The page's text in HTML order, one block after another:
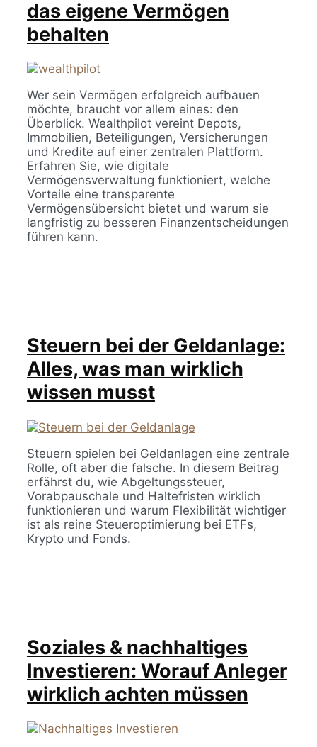
das eigene Vermögen
behalten
Wer sein Vermögen erfolgreich aufbauen
möchte, braucht vor allem eines: den
Überblick. Wealthpilot vereint Depots,
Immobilien, Beteiligungen, Versicherungen
und Kredite auf einer zentralen Plattform.
Erfahren Sie, wie digitale
Vermögensverwaltung funktioniert, welche
Vorteile eine transparente
Vermögensübersicht bietet und warum sie
langfristig zu besseren Finanzentscheidungen
führen kann.
Steuern bei der Geldanlage:
Alles, was man wirklich
wissen musst
Steuern spielen bei Geldanlagen eine zentrale
Rolle, oft aber die falsche. In diesem Beitrag
erfährst du, wie Abgeltungssteuer,
Vorabpauschale und Haltefristen wirklich
funktionieren und warum Flexibilität wichtiger
ist als reine Steueroptimierung bei ETFs,
Krypto und Fonds.
Soziales & nachhaltiges
Investieren: Worauf Anleger
wirklich achten müssen